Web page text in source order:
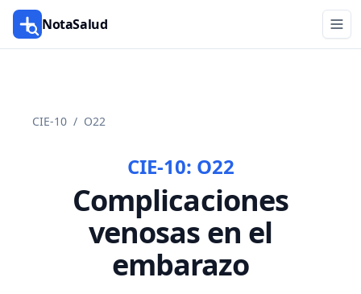
NotaSalud
CIE-10 / O22
CIE-10: O22
Complicaciones
venosas en el
embarazo